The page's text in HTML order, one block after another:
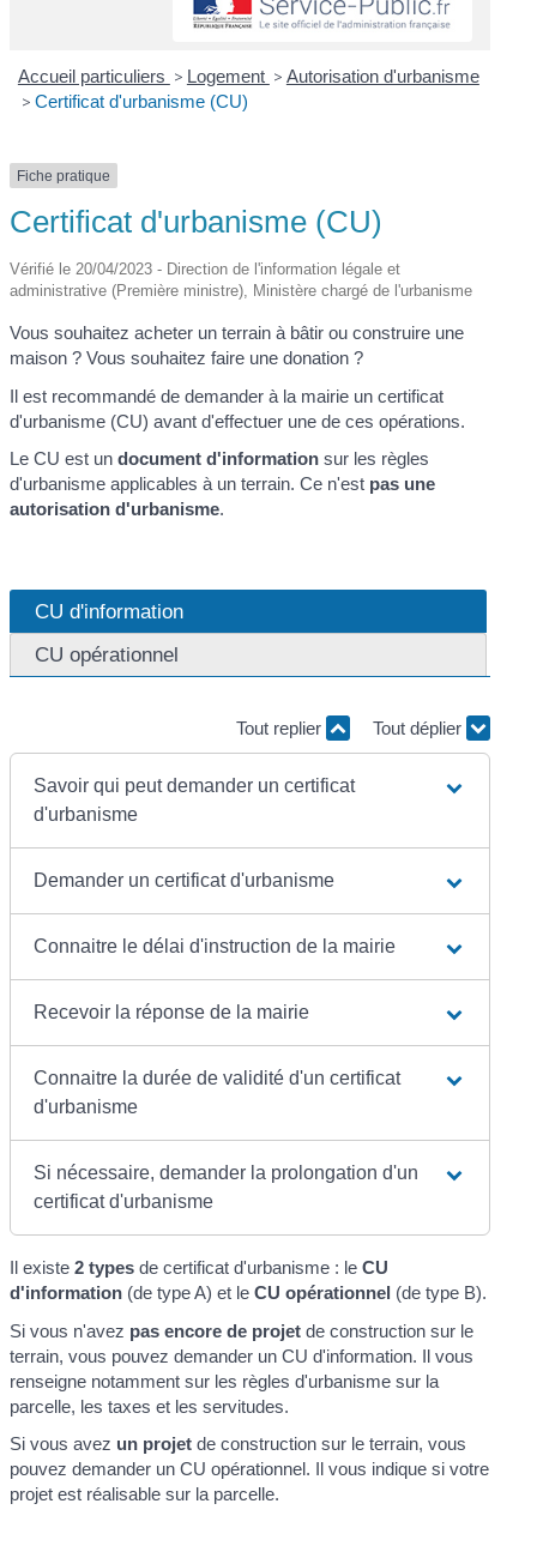
Accueil particuliers > Logement > Autorisation d'urbanisme
> Certificat d'urbanisme (CU)
Fiche pratique
Certificat d'urbanisme (CU)
Vérifié le 20/04/2023 - Direction de l'information légale et
administrative (Première ministre), Ministère chargé de l'urbanisme
Vous souhaitez acheter un terrain à bâtir ou construire une
maison ? Vous souhaitez faire une donation ?
Il est recommandé de demander à la mairie un certificat
d'urbanisme (CU) avant d'effectuer une de ces opérations.
Le CU est undocument d'information sur les règles
d'urbanisme applicables à un terrain. Ce n'est pas une
autorisation d'urbanisme.
CU d'information
CU opérationnel
Tout replier Tout déplier
Savoir qui peut demander un certificat
d'urbanisme
Demander un certificat d'urbanisme
Connaitre le délai d'instruction de la mairie
Recevoir la réponse de la mairie
Connaitre la durée de validité d'un certificat
d'urbanisme
Si nécessaire, demander la prolongation d'un
certificat d'urbanisme
Il existe2 types de certificat d'urbanisme : leCU
d'information (de type A) et leCU opérationnel (de type B).
Si vous n'avez pas encore de projet de construction sur le
terrain, vous pouvez demander un CU d'information. Il vous
renseigne notamment sur les règles d'urbanisme sur la
parcelle, les taxes et les servitudes.
Si vous avez un projet de construction sur le terrain, vous
pouvez demander un CU opérationnel. Il vous indique si votre
projet est réalisable sur la parcelle.